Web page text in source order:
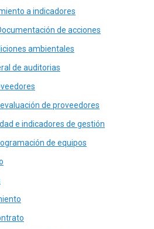
a indicadores
de acciones
ambientales
de auditorias
de proveedores
e indicadores de gestión
de equipos